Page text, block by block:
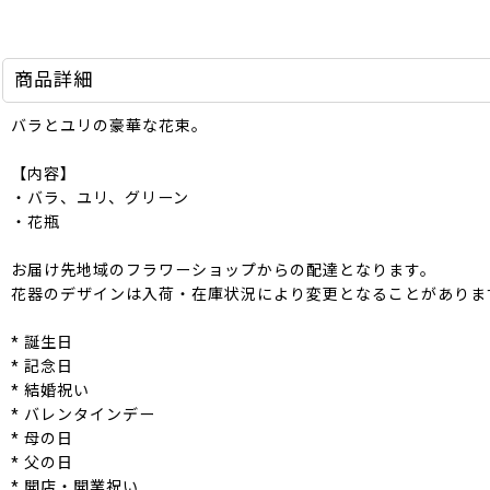
商品詳細
バラとユリの豪華な花束。
【内容】
・バラ、ユリ、グリーン
・花瓶
お届け先地域のフラワーショップからの配達となります。
花器のデザインは入荷・在庫状況により変更となることがありま
* 誕生日
* 記念日
* 結婚祝い
* バレンタインデー
* 母の日
* 父の日